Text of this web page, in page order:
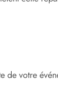
de votre